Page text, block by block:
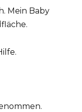
Mein Baby